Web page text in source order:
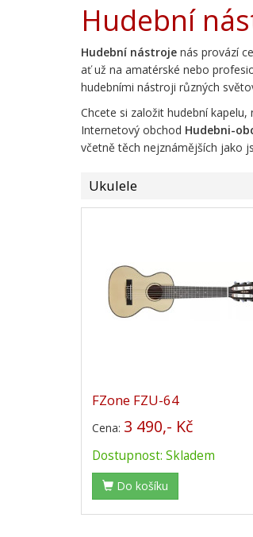
Hudební
Hudební nástroje nás provází
ať už na amatérské nebo
hudebními nástroji různých
Chcete si založit hudební
Internetový obchod Hudebni-
včetně těch nejznámějších jako
Ukulele
FZone FZU-64
Cena: 3 490,- Kč
Dostupnost: Skladem
Do košíku